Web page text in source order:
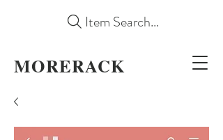
MORERACK
Item Search...